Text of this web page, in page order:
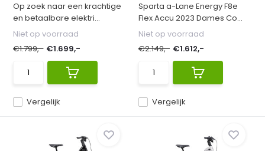
Op zoek naar een krachtige
en betaalbare elektri...
Vergelijk
Niet op voorraad
€1.799,- €1.699,-
Sparta a-Lane Energy F8e
Flex Accu 2023 Dames Co...
Vergelijk
Niet op voorraad
€2.149,- €1.612,-